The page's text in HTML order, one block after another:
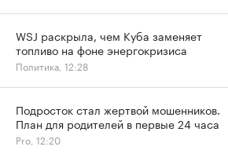
WSJ раскрыла, чем Куба заменяет
топливо на фоне энергокризиса
Политика, 12:28
Подросток стал жертвой мошенников.
План для родителей в первые 24 часа
Pro, 12:20